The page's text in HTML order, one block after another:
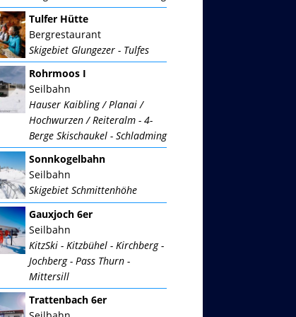
Tulfer Hütte
Bergrestaurant
Skigebiet Glungezer - Tulfes
Rohrmoos I
Seilbahn
Hauser Kaibling / Planai /
Hochwurzen / Reiteralm - 4-
Berge Skischaukel - Schladming
Sonnkogelbahn
Seilbahn
Skigebiet Schmittenhöhe
Gauxjoch 6er
Seilbahn
KitzSki - Kitzbühel - Kirchberg -
Jochberg - Pass Thurn -
Mittersill
Trattenbach 6er